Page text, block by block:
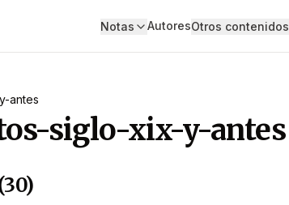
Notas AutoresOtros contenidos
antes
siglo-xix-y-antes